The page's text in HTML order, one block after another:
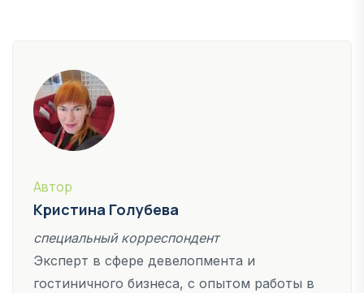
Автор
Кристина Голубева
специальный корреспондент
Эксперт в сфере девелопмента и
гостиничного бизнеса, с опытом работы в